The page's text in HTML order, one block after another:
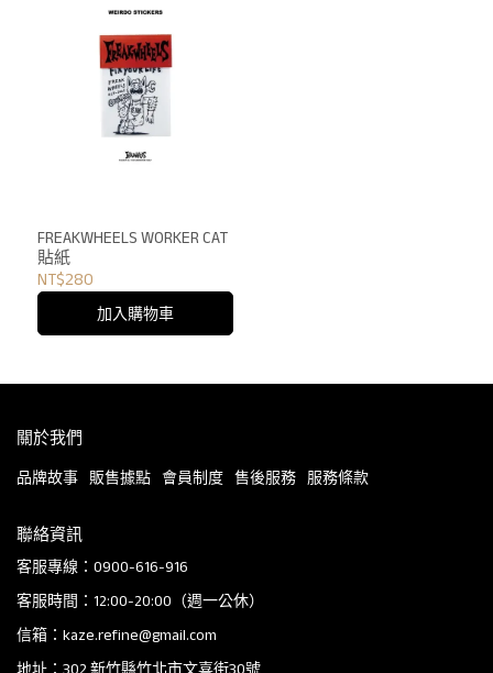
FREAKWHEELS WORKER CAT
貼紙
NT$280
加入購物車
關於我們
品牌故事 販售據點 會員制度 售後服務 服務條款
聯絡資訊
客服專線：0900-616-916
客服時間：12:00-20:00（週一公休）
信箱：kaze.refine@gmail.com
地址：302 新竹縣竹北市文喜街30號